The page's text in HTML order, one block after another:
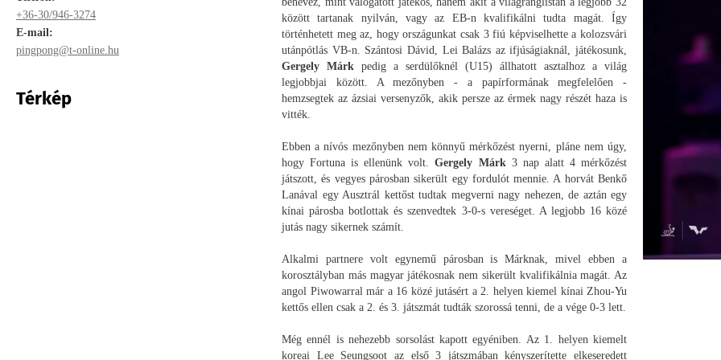
+36-30/946-3274
E-mail:
pingpong@t-online.hu
Térkép
között tartanak nyilván, vagy az EB-n kvalifikálni tudta magát. Így
történhetett meg az, hogy országunkat csak 3 fiú képviselhette a kolozsvári
utánpótlás VB-n. Szántosi Dávid, Lei Balázs az ifjúságiaknál, játékosunk,
Gergely Márk pedig a serdülőknél (U15) állhatott asztalhoz a világ
legjobbjai között. A mezőnyben - a papírformának megfelelően -
hemzsegtek az ázsiai versenyzők, akik persze az érmek nagy részét haza is
vitték.
Ebben a nívós mezőnyben nem könnyű mérkőzést nyerni, pláne nem úgy,
hogy Fortuna is ellenünk volt.Gergely Márk3 nap alatt 4 mérkőzést
játszott, és vegyes párosban sikerült egy fordulót mennie. A horvát Benkő
Lanával egy Ausztrál kettőst tudtak megverni nagy nehezen, de aztán egy
kínai párosba botlottak és szenvedtek 3-0-s vereséget. A legjobb 16 közé
jutás nagy sikernek számít.
Alkalmi partnere volt egynemű párosban is Márknak, mivel ebben a
korosztályban más magyar játékosnak nem sikerült kvalifikálnia magát. Az
angol Piwowarral már a 16 közé jutásért a 2. helyen kiemel kínai Zhou-Yu
kettős ellen csak a 2. és 3. játszmát tudták szorossá tenni, de a vége 0-3 lett.
Még ennél is nehezebb sorsolást kapott egyéniben. Az 1. helyen kiemelt
koreai Lee Seungsoot az első 3 játszmában kényszerítette elkeseredett